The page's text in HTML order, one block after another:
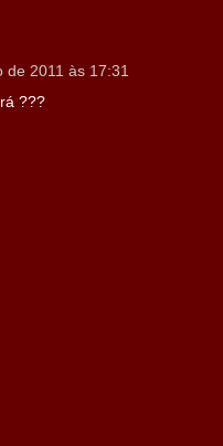
de 2011 às 17:31
???